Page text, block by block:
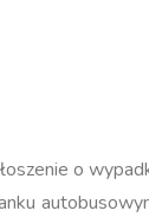
o